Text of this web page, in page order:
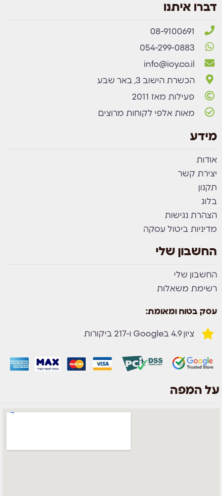
דברו איתנו
08-9100691
054-299-0883
info@ioy.co.il
הכשרת הישוב 3, באר שבע
פעילות מאז 2011
מאות אלפי לקוחות מרוצים
מידע
אודות
יצירת קשר
תקנון
בלוג
הצהרת נגישות
מדיניות ביטול עסקה
החשבון שלי
החשבון שלי
רשימת משאלות
עסק בטוח ומאומת:
ציון 4.9 בGoogle ו-217 ביקורות
על המפה